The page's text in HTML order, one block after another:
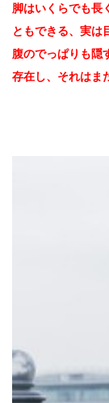
脚はいくらでも長
ともできる、実は
腹のでっぱりも隠
存在し、それはま